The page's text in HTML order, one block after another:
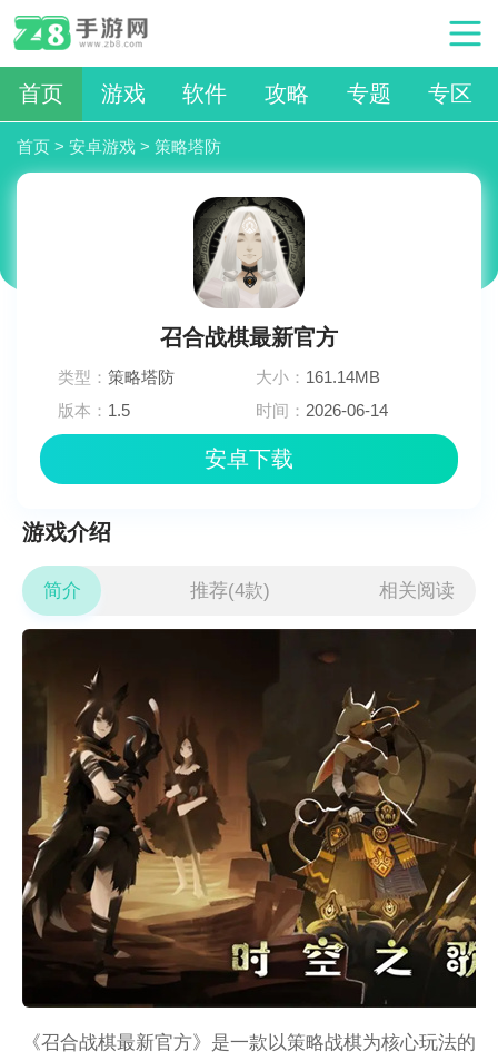
首页 游戏 软件 攻略 专题 专区
首页 > 安卓游戏 > 策略塔防
召合战棋最新官方
类型：策略塔防 大小： 161.14MB
版本： 1.5 时间： 2026-06-14
安卓下载
游戏介绍
简介 推荐(4款) 相关阅读
《召合战棋最新官方》是一款以策略战棋为核心玩法的